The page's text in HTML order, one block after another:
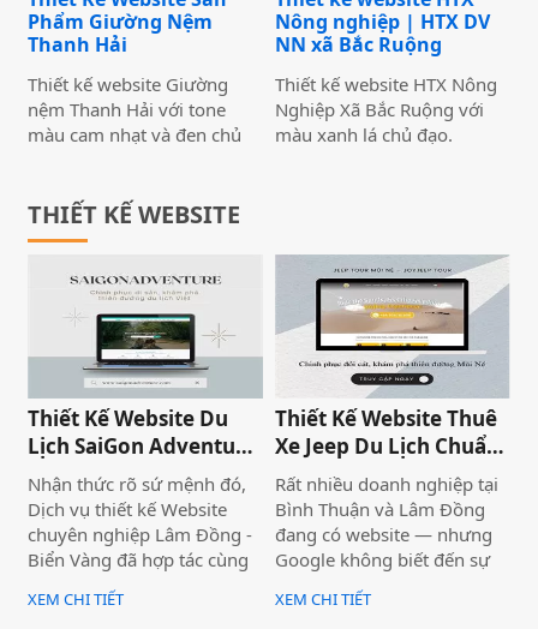
phức tạp của công việc này,
các công ty đo đạc địa chính
thường cần một hệ thống
website chuyên nghiệp để
phục vụ khách hàng, nâng
cao uy tín, và quản lý thông
Phẩm Giường Nệm
Thanh Hải
Thiết kế website Giường
nệm Thanh Hải với tone
màu cam nhạt và đen chủ
giúp cho khách hàng khi
lướt xem website có trải
sản phẩm và thông tin
website được trình bày nổi
bật, hình ảnh sắc nét.
Website load nhanh cũng là
những yếu tố cực kỳ quan
trọng làm tăng trải nghiệm
khách hàng.
Nông nghiệp | HTX DV
NN xã Bắc Ruộng
Thiết kế website HTX Nông
Nghiệp Xã Bắc Ruộng với
màu xanh lá chủ đạo.
cao, tốc độ truy cập nhanh
chóng, và tương thích trên
mọi thiết bị. Biển Vàng luôn
là đơn vị được các doanh
nghiệp, HTX tại tin tưởng
trong lĩnh vực thiết website
tại Phan Thiết, Bình Thuận.
THIẾT KẾ WEBSITE
Thiết Kế Website Du
Lịch SaiGon Adventure
- Top tour Saigon
Nhận thức rõ sứ mệnh đó,
Dịch vụ thiết kế Website
chuyên nghiệp Lâm Đồng -
Biển Vàng đã hợp tác cùng
thương hiệu SaiGon
Adventure để triển khai dự
XEM CHI TIẾT
Thiết Kế Website Thuê
Xe Jeep Du Lịch Chuẩn
SEO 2026 | JoyJeep
Rất nhiều doanh nghiệp tại
Bình Thuận và Lâm Đồng
đang có website — nhưng
Google không biết đến sự
tồn tại của họ. Không có
khách từ tìm kiếm tự nhiên,
XEM CHI TIẾT